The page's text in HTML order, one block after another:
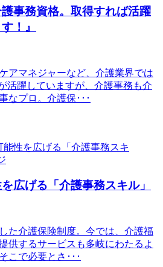
護事務資格。取得すれば活躍
！』
アマネジャーなど、介護業界では
活躍していますが、介護事務も介
なプロ。介護保･･･
広げる「介護事務スキル」
た介護保険制度。今では、介護福
供するサービスも多岐にわたるよ
こで必要とさ･･･